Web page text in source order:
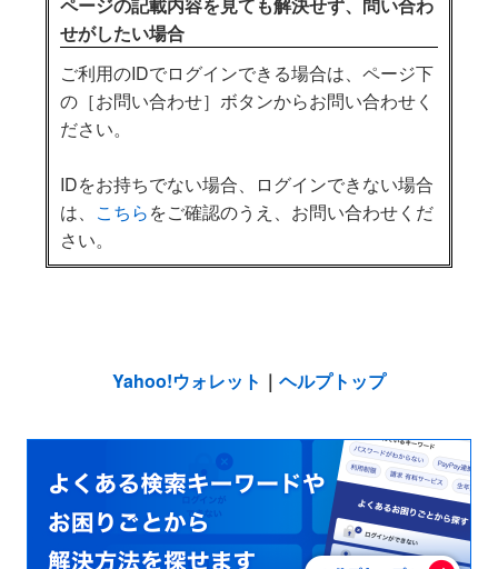
せがしたい場合
ご利用のIDでログインできる場合は、ページ下
の［お問い合わせ］ボタンからお問い合わせく
ださい。
IDをお持ちでない場合、ログインできない場合
は、 こちらをご確認のうえ、お問い合わせくだ
さい。
Yahoo!ウォレット ｜ ヘルプトップ